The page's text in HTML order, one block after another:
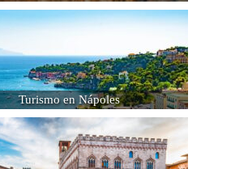
Turismo en Nápoles